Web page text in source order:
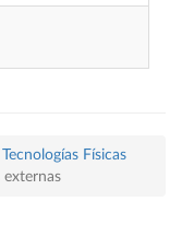
Físicas
externas